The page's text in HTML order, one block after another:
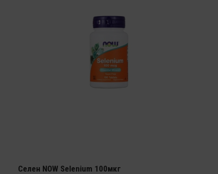
Селен NOW Selenium 100мкг